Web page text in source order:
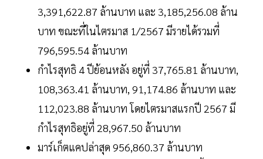
3,391,622.87 ล้านบาท และ 3,185,256.08 ล้าน
บาท ขณะที่ในไตรมาส 1/2567 มีรายได้รวมที่
796,595.54 ล้านบาท
กำไรสุทธิ 4 ปีย้อนหลัง อยู่ที่ 37,765.81 ล้านบาท,
108,363.41 ล้านบาท, 91,174.86 ล้านบาท และ
112,023.88 ล้านบาท โดยไตรมาสแรกปี 2567 มี
กำไรสุทธิอยู่ที่ 28,967.50 ล้านบาท
มาร์เก็ตแคปล่าสุด 956,860.37 ล้านบาท